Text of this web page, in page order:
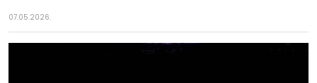
07.05.2026.